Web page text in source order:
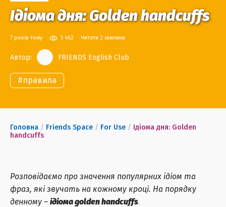
Ідіома дня: Golden handcuffs
7 років тому 5 462 Читати 2 хвилини
Автор: FRIENDS English Club
#правила
Головна / Friends Space / For Use / Ідіома дня: Golden
handcuffs
Розповідаємо про значення популярних ідіом та
фраз, які звучать на кожному кроці. На порядку
денному – ідіома golden handcuffs.